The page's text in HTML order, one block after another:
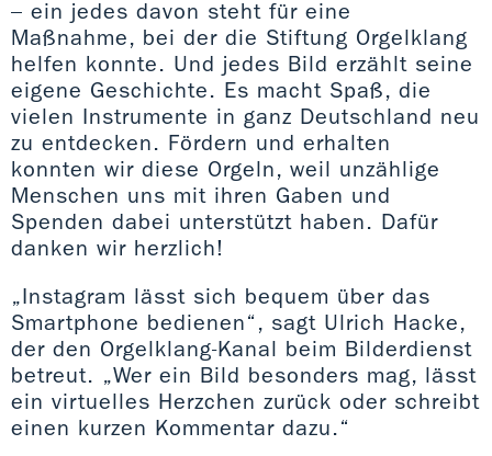
– ein jedes davon steht für eine
Maßnahme, bei der die Stiftung Orgelklang
helfen konnte. Und jedes Bild erzählt seine
eigene Geschichte. Es macht Spaß, die
vielen Instrumente in ganz Deutschland neu
zu entdecken. Fördern und erhalten
konnten wir diese Orgeln, weil unzählige
Menschen uns mit ihren Gaben und
Spenden dabei unterstützt haben. Dafür
danken wir herzlich!
„Instagram lässt sich bequem über das
Smartphone bedienen“, sagt Ulrich Hacke,
der den Orgelklang-Kanal beim Bilderdienst
betreut. „Wer ein Bild besonders mag, lässt
ein virtuelles Herzchen zurück oder schreibt
einen kurzen Kommentar dazu.“